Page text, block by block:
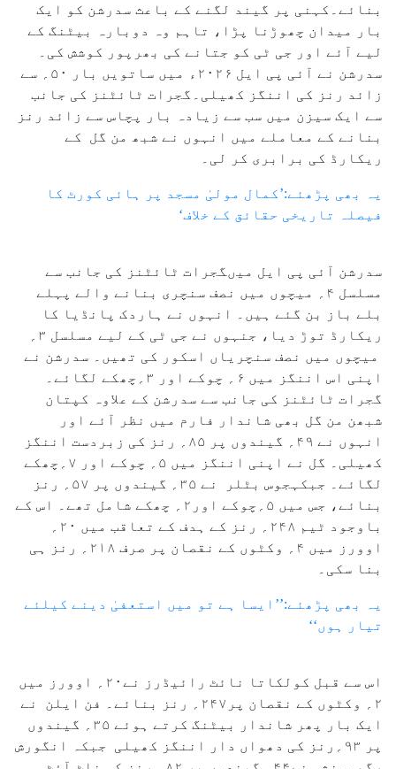
بنائے۔کہنی پر گیند لگنے کے باعث سدرشن کو ایک
بار میدان چھوڑنا پڑا، تاہم وہ دوبارہ بیٹنگ کے
لیے آئے اور جی ٹی کو جتانے کی بھرپور کوشش کی۔
سدرشن نے آئی پی ایل ۲۰۲۶ء میں ساتویں بار ۵۰؍ سے
زائد رنز کی اننگز کھیلی۔گجرات ٹائٹنز کی جانب
سے ایک سیزن میں سب سے زیادہ بار پچاس سے زائد رنز
بنانے کے معاملے میں انہوں نے شبھ من گل کے
ریکارڈ کی برابری کر لی۔
یہ بھی پڑھئے:’کمال مولیٰ مسجد پر ہائی کورٹ کا
فیصلہ تاریخی حقائق کے خلاف‘
سدرشن آئی پی ایل میںگجرات ٹائٹنز کی جانب سے
مسلسل ۴؍ میچوں میں نصف سنچری بنانے والے پہلے
بلے باز بن گئے ہیں۔ انہوں نے ہاردک پانڈیا کا
میچوں میں نصف سنچریاں اسکور کی تھیں۔ سدرشن نے
اپنی اس اننگز میں ۶؍ چوکے اور ۳؍چھکے لگائے۔
گجرات ٹائٹنز کی جانب سے سدرشن کے علاوہ کپتان
شبھن من گل بھی شاندار فارم میں نظر آئے اور
انہوں نے ۴۹؍ گیندوں پر ۸۵؍ رنز کی زبردست اننگز
کھیلی۔ گل نے اپنی اننگز میں ۵؍ چوکے اور ۷؍چھکے
لگائے۔ جبکہجوس بٹلر نے ۳۵؍ گیندوں پر ۵۷؍ رنز
بنائے، جس میں ۵؍چوکے اور۲؍ چھکے شامل تھے۔ اس کے
اوورز میں ۴؍ وکٹوں کے نقصان پر صرف ۲۱۸؍ رنز ہی
بنا سکی۔
یہ بھی پڑھئے:’’ایسا ہے تو میں استعفیٰ دینے کیلئے
تیار ہوں‘‘
اس سے قبل کولکاتا نائٹ رائیڈرز نے۲۰؍ اوورز میں
۲؍ وکٹوں کے نقصان پر۲۴۷؍ رنز بنائے۔ فن ایلن نے
ایک بار پھر شاندار بیٹنگ کرتے ہوئے ۳۵؍ گیندوں
پر ۹۳؍رنز کی دھواں دار اننگز کھیلی جبکہ انگورش